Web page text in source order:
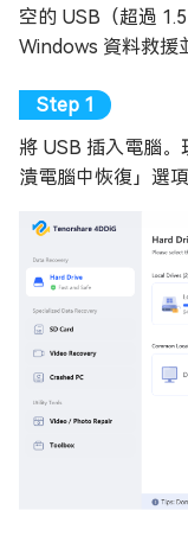
空的 USB（超過
Windows 資料救援
將 USB 插入電腦
潰電腦中恢復」選